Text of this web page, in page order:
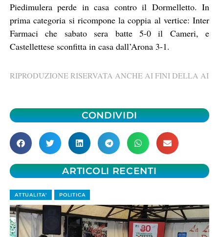
Piedimulera perde in casa contro il Dormelletto. In
prima categoria si ricompone la coppia al vertice: Inter
Farmaci che sabato sera batte 5-0 il Cameri, e
Castellettese sconfitta in casa dall’Arona 3-1.
RIPRODUZIONE RISERVATA ANCHE AI FINI DELLA AI
CONDIVIDI
ARTICOLI RECENTI
ATTUALITA' POLITICA